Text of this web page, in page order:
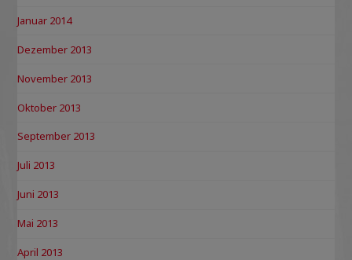
Januar 2014
Dezember 2013
November 2013
Oktober 2013
September 2013
Juli 2013
Juni 2013
Mai 2013
April 2013